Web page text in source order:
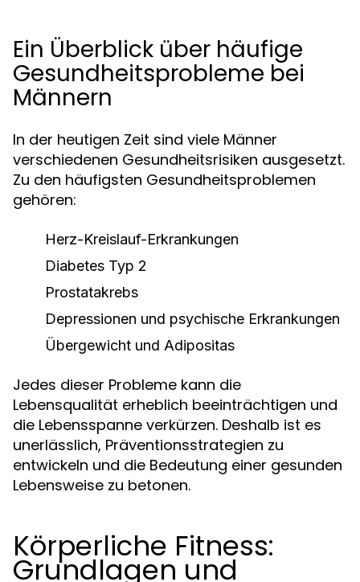
Ein Überblick über häufige
Gesundheitsprobleme bei
Männern
In der heutigen Zeit sind viele Männer
verschiedenen Gesundheitsrisiken ausgesetzt.
Zu den häufigsten Gesundheitsproblemen
gehören:
Herz-Kreislauf-Erkrankungen
Diabetes Typ 2
Prostatakrebs
Depressionen und psychische Erkrankungen
Übergewicht und Adipositas
Jedes dieser Probleme kann die
Lebensqualität erheblich beeinträchtigen und
die Lebensspanne verkürzen. Deshalb ist es
unerlässlich, Präventionsstrategien zu
entwickeln und die Bedeutung einer gesunden
Lebensweise zu betonen.
Körperliche Fitness:
Grundlagen und